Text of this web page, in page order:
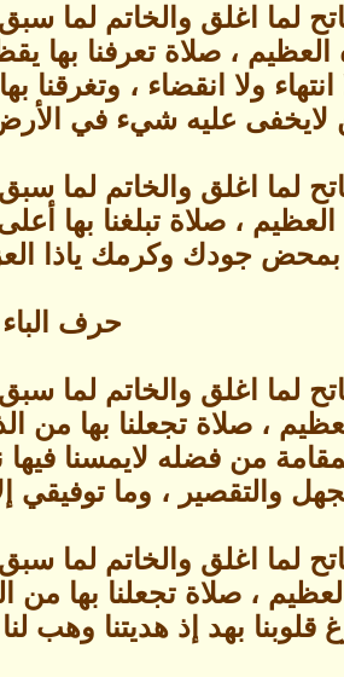
لما اغلق والخاتم لما
، صلاة تعرفنا بها
بلا انتهاء ولا انقضاء ،
لايخفى عليه شيء في
لما اغلق والخاتم لما
، صلاة تبلغنا بها
بمحض جودك وكرمك ياذا
حرف الباء
لما اغلق والخاتم لما
، صلاة تجعلنا بها من
من فضله لايمسنا
والتقصير ، وما توفيقي
لما اغلق والخاتم لما
، صلاة تجعلنا بها من
قلوبنا بهد إذ هديتنا